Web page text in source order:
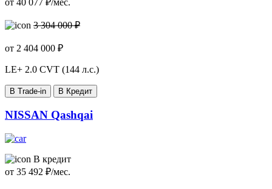
3 304 000 ₽
от 2 404 000 ₽
LE+ 2.0 CVT (144 л.с.)
В Trade-in В Кредит
NISSAN Qashqai
В кредит
от 35 492 ₽/мес.